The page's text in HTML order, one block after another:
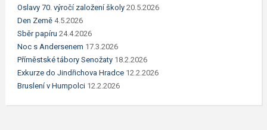
Oslavy 70. výročí založení školy 20.5.2026
Den Země 4.5.2026
Sběr papíru 24.4.2026
Noc s Andersenem 17.3.2026
Příměstské tábory Senožaty 18.2.2026
Exkurze do Jindřichova Hradce 12.2.2026
Bruslení v Humpolci 12.2.2026